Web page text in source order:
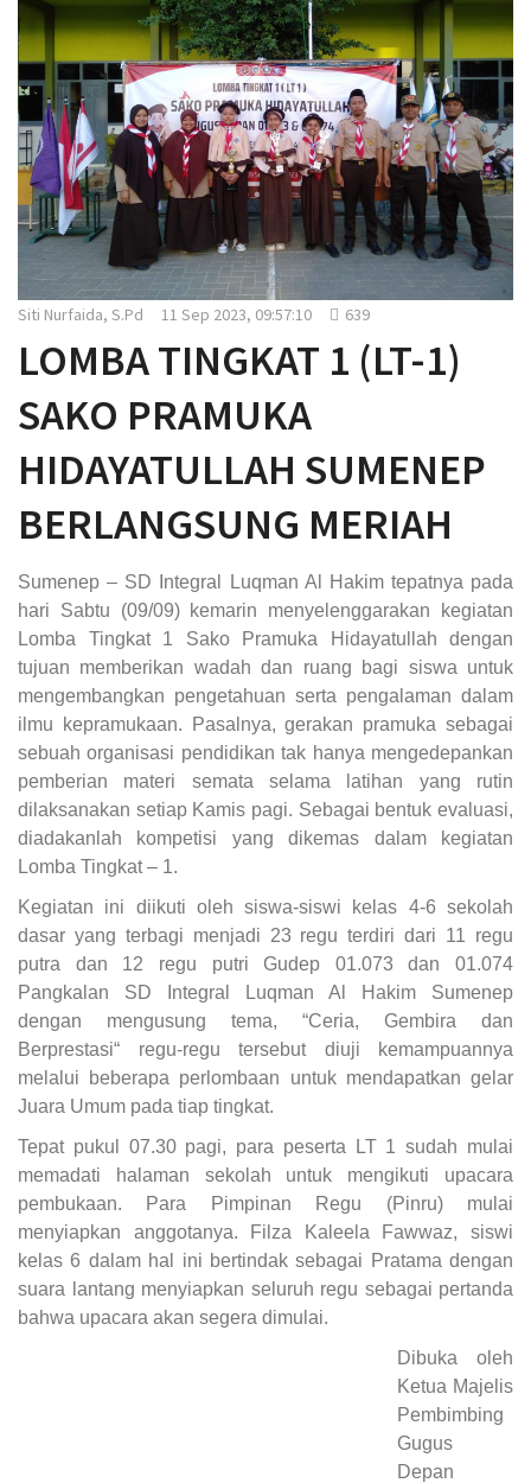
a
i
o
n
Siti Nurfaida, S.Pd 11 Sep 2023, 09:57:10 639
LOMBA TINGKAT 1 (LT-1)
SAKO PRAMUKA
HIDAYATULLAH SUMENEP
BERLANGSUNG MERIAH
Sumenep – SD Integral Luqman Al Hakim tepatnya pada
hari Sabtu (09/09) kemarin menyelenggarakan kegiatan
Lomba Tingkat 1 Sako Pramuka Hidayatullah dengan
tujuan memberikan wadah dan ruang bagi siswa untuk
mengembangkan pengetahuan serta pengalaman dalam
ilmu kepramukaan. Pasalnya, gerakan pramuka sebagai
sebuah organisasi pendidikan tak hanya mengedepankan
pemberian materi semata selama latihan yang rutin
dilaksanakan setiap Kamis pagi. Sebagai bentuk evaluasi,
diadakanlah kompetisi yang dikemas dalam kegiatan
Lomba Tingkat – 1.
Kegiatan ini diikuti oleh siswa-siswi kelas 4-6 sekolah
dasar yang terbagi menjadi 23 regu terdiri dari 11 regu
putra dan 12 regu putri Gudep 01.073 dan 01.074
Pangkalan SD Integral Luqman Al Hakim Sumenep
dengan mengusung tema, “Ceria, Gembira dan
Berprestasi“ regu-regu tersebut diuji kemampuannya
melalui beberapa perlombaan untuk mendapatkan gelar
Juara Umum pada tiap tingkat.
Tepat pukul 07.30 pagi, para peserta LT 1 sudah mulai
memadati halaman sekolah untuk mengikuti upacara
pembukaan. Para Pimpinan Regu (Pinru) mulai
menyiapkan anggotanya. Filza Kaleela Fawwaz, siswi
kelas 6 dalam hal ini bertindak sebagai Pratama dengan
suara lantang menyiapkan seluruh regu sebagai pertanda
bahwa upacara akan segera dimulai.
Dibuka oleh
Ketua Majelis
Pembimbing
Gugus
Depan